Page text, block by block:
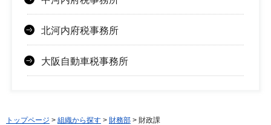
北河内府税事務所
大阪自動車税事務所
トップページ > 組織から探す > 財務部 > 財政課